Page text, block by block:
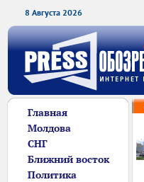
8 Августа 2026
Главная
Молдова
СНГ
Ближний восток
Политика